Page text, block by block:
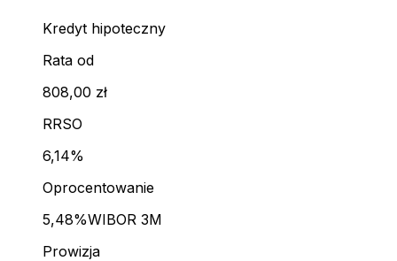
Kredyt hipoteczny
Rata od
808,00 zł
RRSO
6,14%
Oprocentowanie
5,48%WIBOR 3M
Prowizja